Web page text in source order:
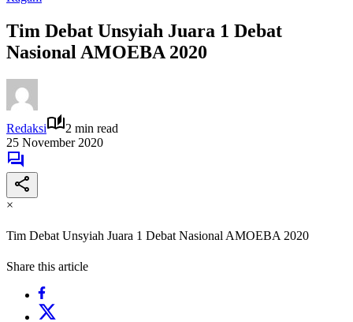
Tim Debat Unsyiah Juara 1 Debat
Nasional AMOEBA 2020
Redaksi
2 min read
25 November 2020
×
Tim Debat Unsyiah Juara 1 Debat Nasional AMOEBA 2020
Share this article